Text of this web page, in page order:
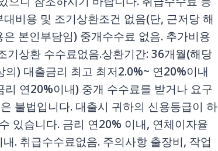
비용 및 조기상환조건 없음(단, 근저당 해
본인부담임) 중개수수료 없음. 추가비용
기상환 수수료없음.상환기간: 36개월(해당
의) 대출금리 최고 최저2.0%~ 연20%이내
리 연20%이내) 중개 수수료를 받거나 요구
불법입니다. 대출시 귀하의 신용등급이 하
있습니다. 금리 연20% 이내, 연체이자율
. 취급수수료없음. 주의사항 출장비, 작업